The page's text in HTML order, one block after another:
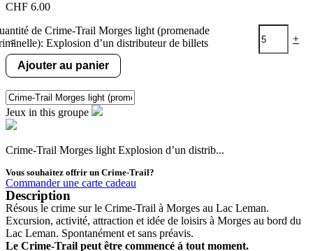
CHF 6.00
-
de Crime-Trail Morges light (promenade
Explosion d’un distributeur de billets
+
Ajouter au panier
Jeux in this groupe
Crime-Trail Morges light Explosion d’un distrib...
Vous souhaitez offrir un Crime-Trail?
Commander une carte cadeau
Description
Résous le crime sur le Crime-Trail à Morges au Lac Leman.
Excursion, activité, attraction et idée de loisirs à Morges au bord du
Lac Leman. Spontanément et sans préavis.
Le Crime-Trail peut être commencé à tout moment.